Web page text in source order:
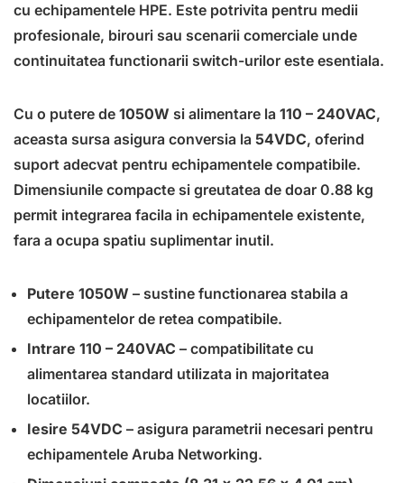
cu echipamentele HPE. Este potrivita pentru medii
profesionale, birouri sau scenarii comerciale unde
continuitatea functionarii switch-urilor este esentiala.
Cu o putere de 1050W si alimentare la 110 – 240VAC,
aceasta sursa asigura conversia la 54VDC, oferind
suport adecvat pentru echipamentele compatibile.
Dimensiunile compacte si greutatea de doar 0.88 kg
permit integrarea facila in echipamentele existente,
fara a ocupa spatiu suplimentar inutil.
Putere 1050W – sustine functionarea stabila a
echipamentelor de retea compatibile.
Intrare 110 – 240VAC – compatibilitate cu
alimentarea standard utilizata in majoritatea
locatiilor.
Iesire 54VDC – asigura parametrii necesari pentru
echipamentele Aruba Networking.